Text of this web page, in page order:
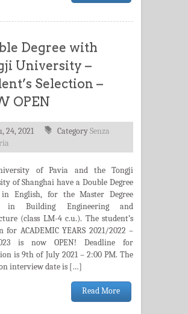
Degree with
University –
Selection –
OPEN
24, 2021 CategorySenza
of Pavia and the Tongji
of Shanghai have a Double Degree
in English, for the Master Degree
in Building Engineering and
(class LM-4 c.u.). The student’s
for ACADEMIC YEARS 2021/2022 –
is now OPEN! Deadline for
is 9th of July 2021 – 2:00 PM. The
interview date is […]
Read More